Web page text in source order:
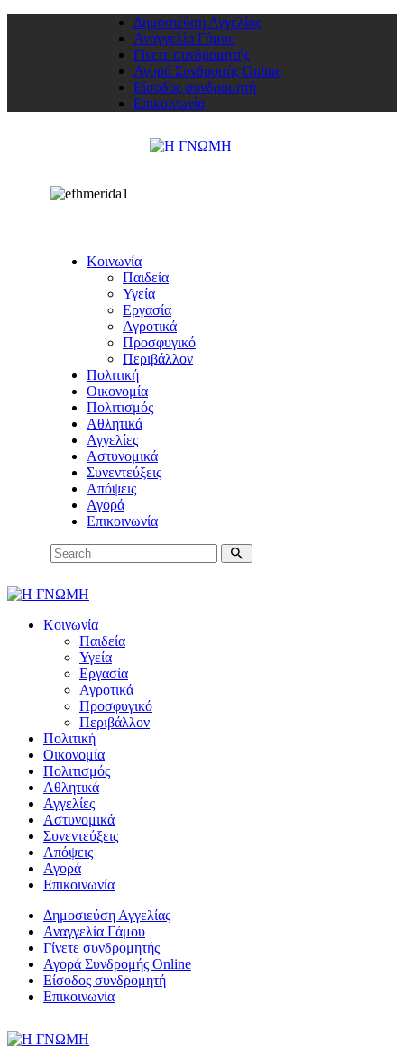
Δημοσιεύση Αγγελίας
Αναγγελία Γάμου
Γίνετε συνδρομητής
Αγορά Συνδρομής Online
Είσοδος συνδρομητή
Επικοινωνία
Κοινωνία
Παιδεία
Υγεία
Εργασία
Αγροτικά
Προσφυγικό
Περιβάλλον
Πολιτική
Οικονομία
Πολιτισμός
Αθλητικά
Αγγελίες
Αστυνομικά
Συνεντεύξεις
Απόψεις
Αγορά
Επικοινωνία
Κοινωνία
Παιδεία
Υγεία
Εργασία
Αγροτικά
Προσφυγικό
Περιβάλλον
Πολιτική
Οικονομία
Πολιτισμός
Αθλητικά
Αγγελίες
Αστυνομικά
Συνεντεύξεις
Απόψεις
Αγορά
Επικοινωνία
Δημοσιεύση Αγγελίας
Αναγγελία Γάμου
Γίνετε συνδρομητής
Αγορά Συνδρομής Online
Είσοδος συνδρομητή
Επικοινωνία